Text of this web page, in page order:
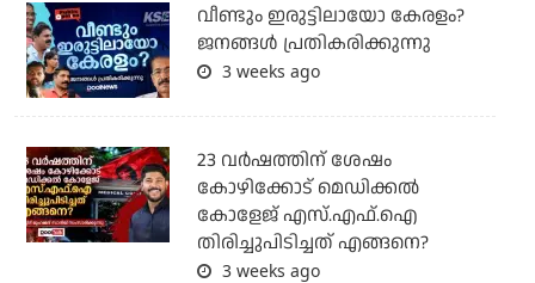
വീണ്ടും ഇരുട്ടിലായോ കേരളം?
ജനങ്ങൾ പ്രതികരിക്കുന്നു
3 weeks ago
23 വർഷത്തിന് ശേഷം
കോഴിക്കോട് മെഡിക്കൽ
കോളേജ് എസ്.എഫ്.ഐ
തിരിച്ചുപിടിച്ചത് എങ്ങനെ?
3 weeks ago